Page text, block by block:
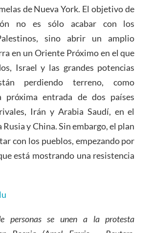
de Nueva York. El objetivo de
no es sólo acabar con los
sino abrir un amplio
en un Oriente Próximo en el que
Israel y las grandes potencias
perdiendo terreno, como
próxima entrada de dos países
Irán y Arabia Saudí, en el
Rusia y China. Sin embargo, el plan
con los pueblos, empezando por
está mostrando una resistencia
personas se unen a la protesta